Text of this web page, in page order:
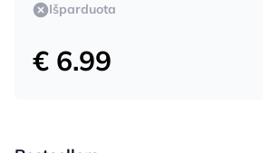
Išparduota
€ 6.99